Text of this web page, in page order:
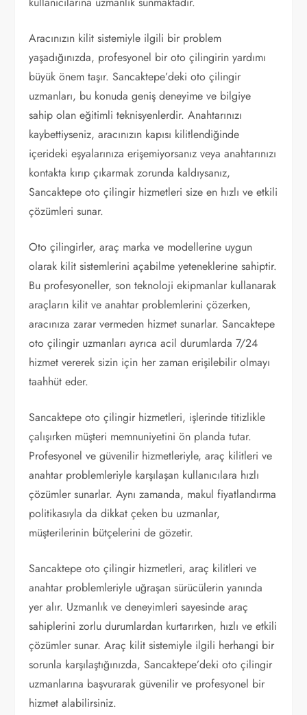
Aracınızın kilit sistemiyle ilgili bir problem
yaşadığınızda, profesyonel bir oto çilingirin yardımı
büyük önem taşır. Sancaktepe’deki oto çilingir
uzmanları, bu konuda geniş deneyime ve bilgiye
sahip olan eğitimli teknisyenlerdir. Anahtarınızı
kaybettiyseniz, aracınızın kapısı kilitlendiğinde
içerideki eşyalarınıza erişemiyorsanız veya anahtarınızı
kontakta kırıp çıkarmak zorunda kaldıysanız,
Sancaktepe oto çilingir hizmetleri size en hızlı ve etkili
çözümleri sunar.
Oto çilingirler, araç marka ve modellerine uygun
olarak kilit sistemlerini açabilme yeteneklerine sahiptir.
Bu profesyoneller, son teknoloji ekipmanlar kullanarak
araçların kilit ve anahtar problemlerini çözerken,
aracınıza zarar vermeden hizmet sunarlar. Sancaktepe
oto çilingir uzmanları ayrıca acil durumlarda 7/24
hizmet vererek sizin için her zaman erişilebilir olmayı
taahhüt eder.
Sancaktepe oto çilingir hizmetleri, işlerinde titizlikle
çalışırken müşteri memnuniyetini ön planda tutar.
Profesyonel ve güvenilir hizmetleriyle, araç kilitleri ve
anahtar problemleriyle karşılaşan kullanıcılara hızlı
çözümler sunarlar. Aynı zamanda, makul fiyatlandırma
politikasıyla da dikkat çeken bu uzmanlar,
müşterilerinin bütçelerini de gözetir.
Sancaktepe oto çilingir hizmetleri, araç kilitleri ve
anahtar problemleriyle uğraşan sürücülerin yanında
yer alır. Uzmanlık ve deneyimleri sayesinde araç
sahiplerini zorlu durumlardan kurtarırken, hızlı ve etkili
çözümler sunar. Araç kilit sistemiyle ilgili herhangi bir
sorunla karşılaştığınızda, Sancaktepe’deki oto çilingir
uzmanlarına başvurarak güvenilir ve profesyonel bir
hizmet alabilirsiniz.